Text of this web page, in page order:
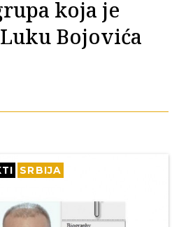
koja je
Bojovića
SRBIJA